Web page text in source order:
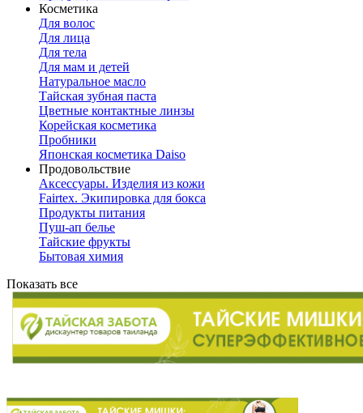
Косметика
Для волос
Для лица
Для тела
Для мам и детей
Натуральное масло
Тайская зубная паста
Цветные контактные линзы
Корейская косметика
Пробники
Японская косметика Daiso
Продовольствие
Аксессуары. Изделия из кожи
Fairtex. Экипировка для бокса
Продукты питания
Пуш-ап белье
Тайские фрукты
Бытовая химия
Показать все